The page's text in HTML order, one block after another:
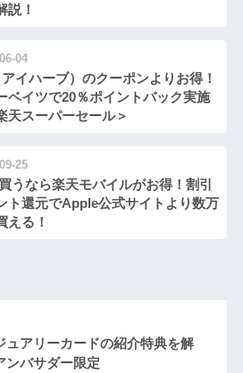
説！
04
イハーブ）のクーポンよりお得！
ベイツで20％ポイントバック実施
天スーパーセール＞
25
うなら楽天モバイルがお得！割引
ト還元でApple公式サイトより数万
える！
ュアリーカードの紹介特典を解
ンバサダー限定